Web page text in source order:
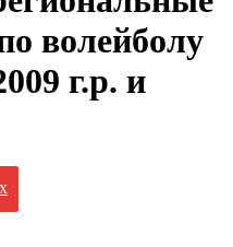
волейболу
г.р. и